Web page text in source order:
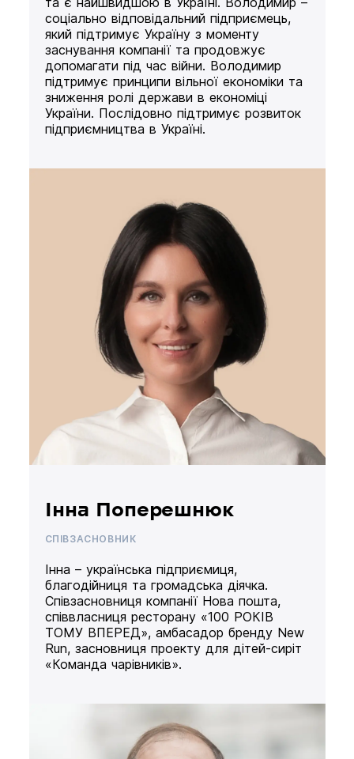
соціально відповідальний підприємець,
який підтримує Україну з моменту
заснування компанії та продовжує
допомагати під час війни. Володимир
підтримує принципи вільної економіки та
зниження ролі держави в економіці
України. Послідовно підтримує розвиток
підприємництва в Україні.
Інна Поперешнюк
СПІВЗАСНОВНИК
Інна – українська підприємиця,
благодійниця та громадська діячка.
Співзасновниця компанії Нова пошта,
співвласниця ресторану «100 РОКІВ
ТОМУ ВПЕРЕД», амбасадор бренду New
Run, засновниця проекту для дітей-сиріт
«Команда чарівників».